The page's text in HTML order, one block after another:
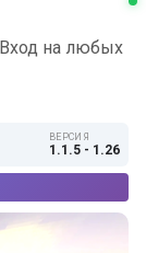
на любых
ВЕРСИЯ
1.1.5 - 1.26